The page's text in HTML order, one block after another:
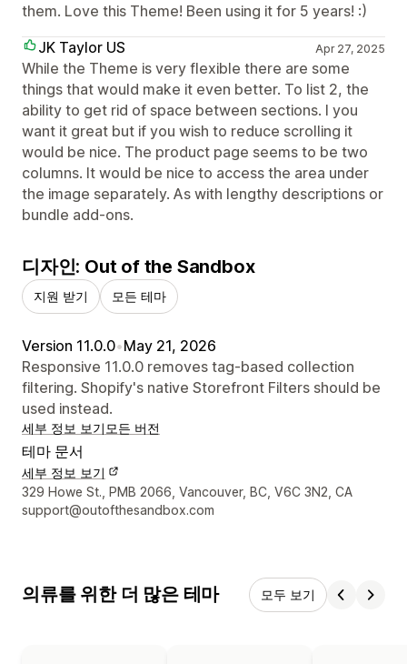
them. Love this Theme! Been using it for 5 years! :)
JK Taylor US
Apr 27, 2025
While the Theme is very flexible there are some
things that would make it even better. To list 2, the
ability to get rid of space between sections. I you
want it great but if you wish to reduce scrolling it
would be nice. The product page seems to be two
columns. It would be nice to access the area under
the image separately. As with lengthy descriptions or
bundle add-ons.
디자인: Out of the Sandbox
지원 받기 모든 테마
Version 11.0.0•May 21, 2026
Responsive 11.0.0 removes tag-based collection
filtering. Shopify's native Storefront Filters should be
used instead.
세부 정보 보기 모든 버전
테마 문서
세부 정보 보기
디자이너 연락처 세부 정보
329 Howe St., PMB 2066, Vancouver, BC, V6C 3N2, CA
support@outofthesandbox.com
의류를 위한 더 많은 테마 모두 보기